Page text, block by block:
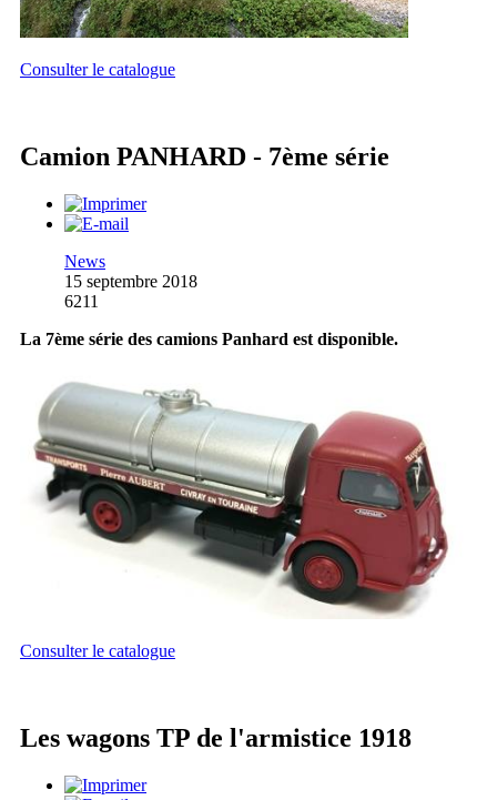
Consulter le catalogue
Camion PANHARD - 7ème série
News
15 septembre 2018
6211
La 7ème série des camions Panhard est disponible.
Consulter le catalogue
Les wagons TP de l'armistice 1918